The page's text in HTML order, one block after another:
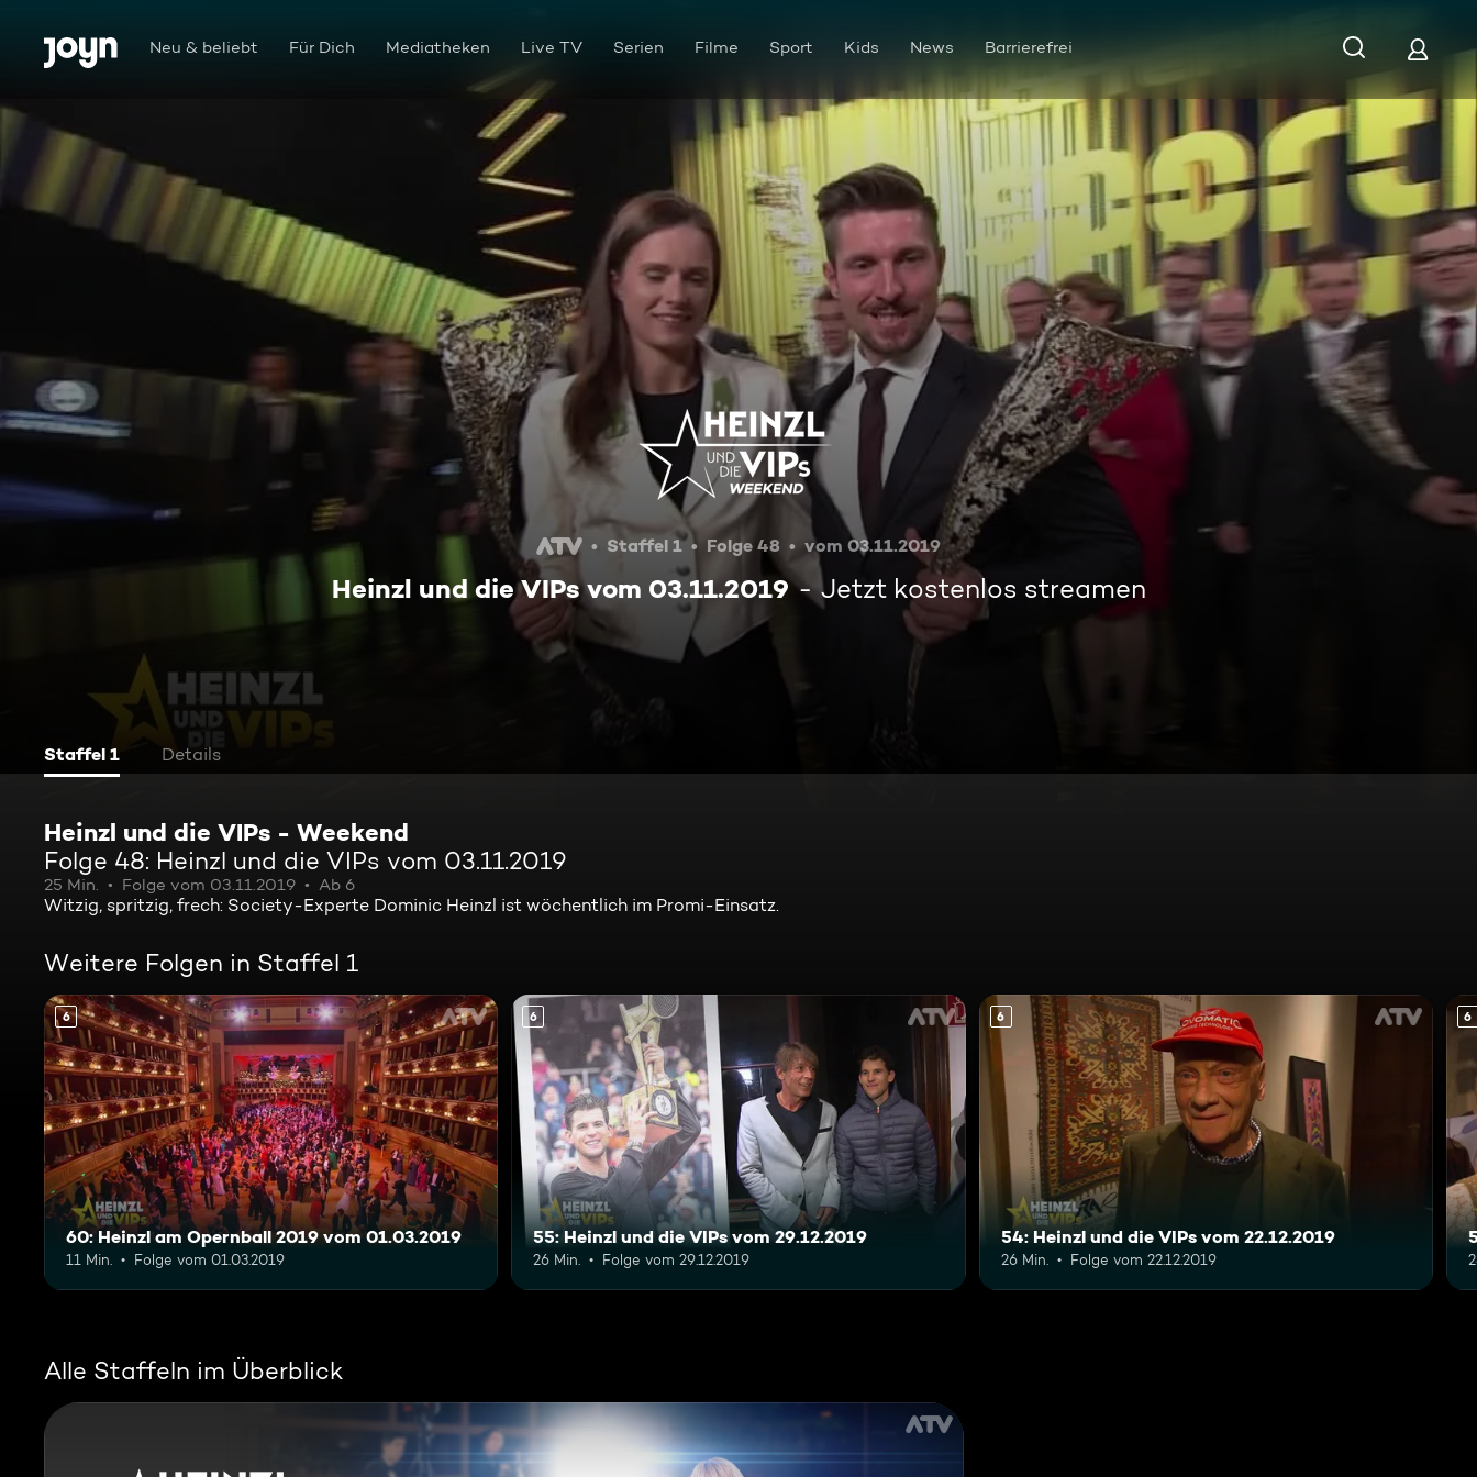
Zum Inhalt springen
Barrierefrei Neu & beliebt Für Dich Mediatheken Live TV Serien Filme Sport Kids News Barrierefrei
Heinzl und die VIPs vom 03.11.2019
Staffel 1 Folge 48 vom 03.11.2019
Heinzl und die VIPs vom 03.11.2019 Jetzt kostenlos streamen
Staffel 1 Details
Heinzl und die VIPs - Weekend
Folge 48: Heinzl und die VIPs vom 03.11.2019
25 Min. Folge vom 03.11.2019 Ab 6
Witzig, spritzig, frech: Society-Experte Dominic Heinzl ist wöchentlich im Promi-Einsatz.
Weitere Folgen in Staffel 1
6
60: Heinzl am Opernball 2019 vom 01.03.2019
11 Min. Folge vom 01.03.2019
6
55: Heinzl und die VIPs vom 29.12.2019
26 Min. Folge vom 29.12.2019
6
54: Heinzl und die VIPs vom 22.12.2019
26 Min. Folge vom 22.12.2019
6
Alle Staffeln im Überblick